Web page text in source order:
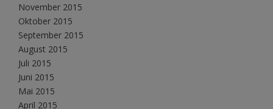
November 2015
Oktober 2015
September 2015
August 2015
Juli 2015
Juni 2015
Mai 2015
April 2015